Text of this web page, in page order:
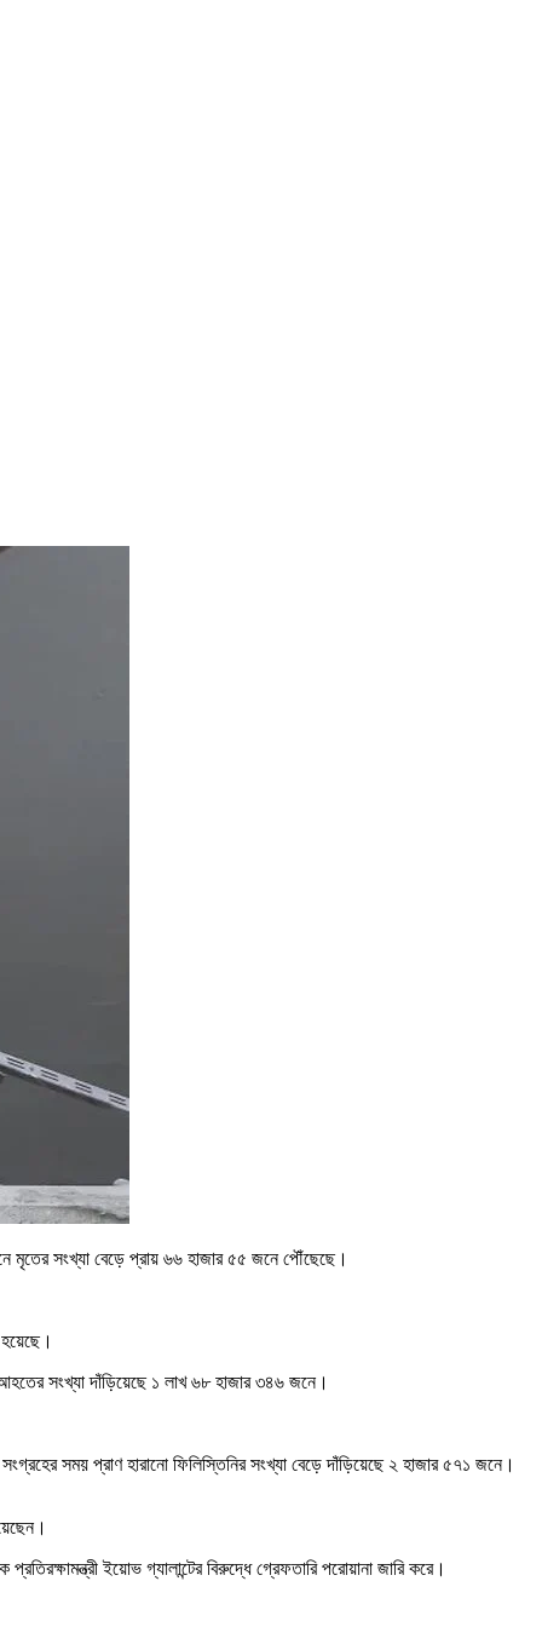
মৃতের সংখ্যা বেড়ে প্রায় ৬৬ হাজার ৫৫ জনে পৌঁছেছে।
সংখ্যা দাঁড়িয়েছে ১ লাখ ৬৮ হাজার ৩৪৬ জনে।
সময় প্রাণ হারানো ফিলিস্তিনির সংখ্যা বেড়ে দাঁড়িয়েছে ২ হাজার ৫৭১ জনে।
ইয়োভ গ্যালান্টের বিরুদ্ধে গ্রেফতারি পরোয়ানা জারি করে।